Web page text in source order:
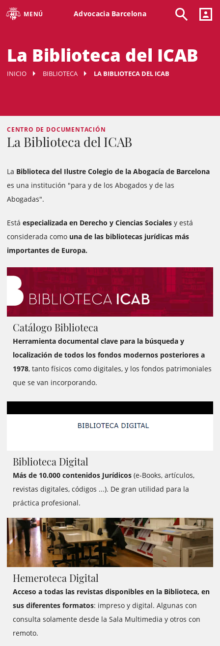
MENÚ Advocacia Barcelona
La Biblioteca del ICAB
INICIO BIBLIOTECA LA BIBLIOTECA DEL ICAB
CENTRO DE DOCUMENTACIÓN
La Biblioteca del ICAB
La Biblioteca del Ilustre Colegio de la Abogacía de Barcelona
es una institución "para y de los Abogados y de las
Abogadas".
Está especializada en Derecho y Ciencias Sociales y está
considerada como una de las bibliotecas jurídicas más
importantes de Europa.
https://biblio.icab.cat/cgi-bin/abnetopac
Catálogo Biblioteca
Herramienta documental clave para la búsqueda y
localización de todos los fondos modernos posteriores a
1978, tanto físicos como digitales, y los fondos patrimoniales
que se van incorporando.
documentacio/biblioteca/biblioteca-digital/
Biblioteca Digital
Más de 10.000 contenidos Jurídicos (e-Books, artículos,
revistas digitales, códigos ...). De gran utilidad para la
práctica profesional.
https://webedit.icab.cat/ca/biblioteca-centre-
documentacio/biblioteca/dades-rellevants-de-la-biblioteca/
Hemeroteca Digital
Acceso a todas las revistas disponibles en la Biblioteca, en
sus diferentes formatos: impreso y digital. Algunas con
consulta solamente desde la Sala Multimedia y otros con
remoto.